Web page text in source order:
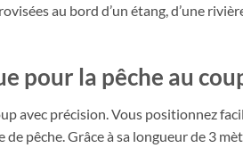
au bord d’un étang, d’une
pour la pêche au
avec précision. Vous positionnez
pêche. Grâce à sa longueur de 3